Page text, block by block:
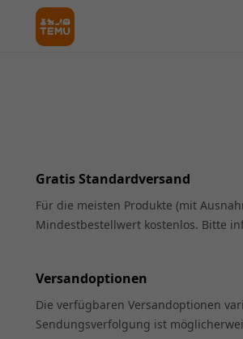
Gratis Standardversand
Für die meisten Produkte (mit
Mindestbestellwert kostenlos. Bitte
Versandoptionen
Die verfügbaren Versandoptionen
Sendungsverfolgung ist